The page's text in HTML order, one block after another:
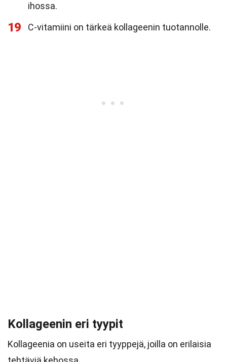
ihossa.
19 C-vitamiini on tärkeä kollageenin tuotannolle.
Kollageenin eri tyypit
Kollageenia on useita eri tyyppejä, joilla on erilaisia